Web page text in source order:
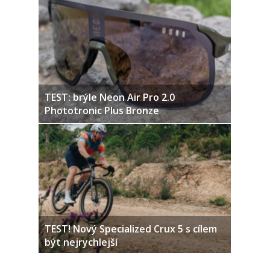
TEST: brýle Neon Air Pro 2.0
Phototronic Plus Bronze
TEST! Nový Specialized Crux 5 s cílem
být nejrychlejší